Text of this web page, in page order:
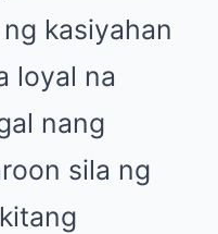
kasiyahan
loyal na
nang
sila ng